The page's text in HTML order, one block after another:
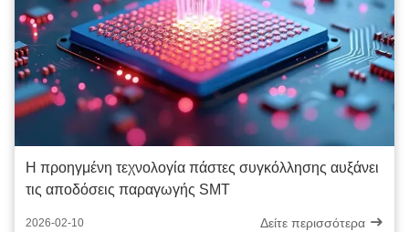
Η προηγμένη τεχνολογία πάστες συγκόλλησης αυξάνει
τις αποδόσεις παραγωγής SMT
2026-02-10 Δείτε περισσότερα